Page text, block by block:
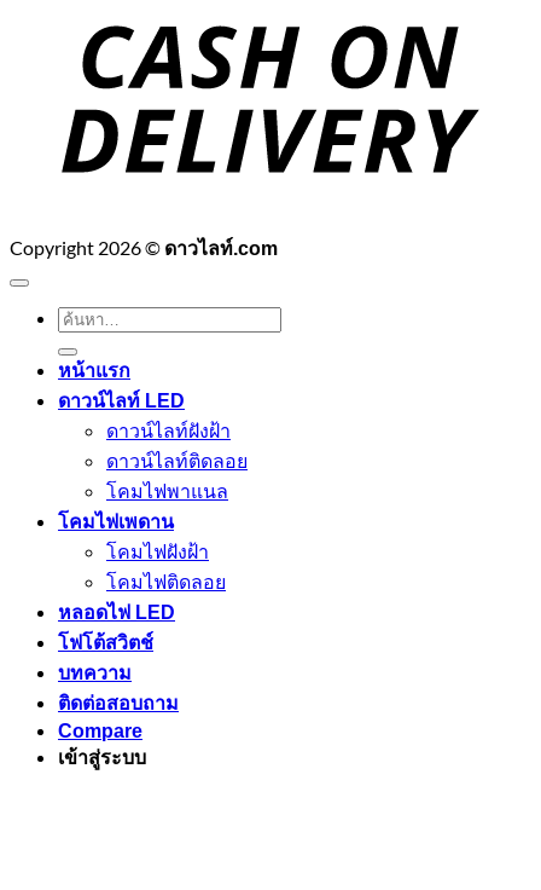
Copyright 2026 © ดาวไลท์.com
ค้นหา:
หน้าแรก
ดาวน์ไลท์ LED
ดาวน์ไลท์ฝังฝ้า
ดาวน์ไลท์ติดลอย
โคมไฟพาแนล
โคมไฟเพดาน
โคมไฟฝังฝ้า
โคมไฟติดลอย
หลอดไฟ LED
โฟโต้สวิตช์
บทความ
ติดต่อสอบถาม
Compare
เข้าสู่ระบบ